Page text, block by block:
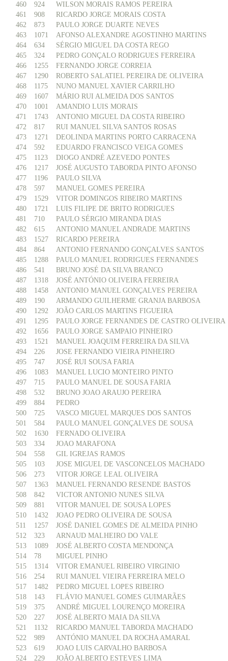
460
924
WILSON MORAIS RAMOS PEREIRA
461
908
RICARDO JORGE MORAIS COSTA
462
873
PAULO JORGE DUARTE NEVES
463
1071
AFONSO ALEXANDRE AGOSTINHO MARTINS
464
634
SÉRGIO MIGUEL DA COSTA REGO
465
324
PEDRO GONÇALO RODRIGUES FERREIRA
466
1255
FERNANDO JORGE CORREIA
467
1290
ROBERTO SALATIEL PEREIRA DE OLIVEIRA
468
1175
NUNO MANUEL XAVIER CARRILHO
469
1607
MÁRIO RUI ALMEIDA DOS SANTOS
470
1001
AMANDIO LUIS MORAIS
471
1743
ANTONIO MIGUEL DA COSTA RIBEIRO
472
817
RUI MANUEL SILVA SANTOS ROSAS
473
1271
DEOLINDA MARTINS PORTO CARRACENA
474
592
EDUARDO FRANCISCO VEIGA GOMES
475
1123
DIOGO ANDRÉ AZEVEDO PONTES
476
1217
JOSÉ AUGUSTO TABORDA PINTO AFONSO
477
1196
PAULO SILVA
478
597
MANUEL GOMES PEREIRA
479
1529
VITOR DOMINGOS RIBEIRO MARTINS
480
1721
LUIS FILIPE DE BRITO RODRIGUES
481
710
PAULO SÉRGIO MIRANDA DIAS
482
615
ANTONIO MANUEL ANDRADE MARTINS
483
1527
RICARDO PEREIRA
484
864
ANTONIO FERNANDO GONÇALVES SANTOS
485
1288
PAULO MANUEL RODRIGUES FERNANDES
486
541
BRUNO JOSÉ DA SILVA BRANCO
487
1318
JOSÉ ANTÓNIO OLIVEIRA FERREIRA
488
1458
ANTONIO MANUEL GONÇALVES PEREIRA
489
190
ARMANDO GUILHERME GRANJA BARBOSA
490
1292
JOÃO CARLOS MARTINS FIGUEIRA
491
1295
PAULO JORGE FERNANDES DE CASTRO OLIVEIRA
492
1656
PAULO JORGE SAMPAIO PINHEIRO
493
1521
MANUEL JOAQUIM FERREIRA DA SILVA
494
226
JOSE FERNANDO VIEIRA PINHEIRO
495
747
JOSÉ RUI SOUSA FARIA
496
1083
MANUEL LUCIO MONTEIRO PINTO
497
715
PAULO MANUEL DE SOUSA FARIA
498
532
BRUNO JOAO ARAUJO PEREIRA
499
884
PEDRO
500
725
VASCO MIGUEL MARQUES DOS SANTOS
501
584
PAULO MANUEL GONÇALVES DE SOUSA
502
1630
FERNADO OLIVEIRA
503
334
JOAO MARAFONA
504
558
GIL IGREJAS RAMOS
505
103
JOSE MIGUEL DE VASCONCELOS MACHADO
506
273
VITOR JORGE LEAL OLIVEIRA
507
1363
MANUEL FERNANDO RESENDE BASTOS
508
842
VICTOR ANTONIO NUNES SILVA
509
881
VITOR MANUEL DE SOUSA LOPES
510
1432
JOAO PEDRO OLIVEIRA DE SOUSA
511
1257
JOSÉ DANIEL GOMES DE ALMEIDA PINHO
512
323
ARNAUD MALHEIRO DO VALE
513
1089
JOSÉ ALBERTO COSTA MENDONÇA
514
78
MIGUEL PINHO
515
1314
VITOR EMANUEL RIBEIRO VIRGINIO
516
254
RUI MANUEL VIEIRA FERREIRA MELO
517
1482
PEDRO MIGUEL LOPES RIBEIRO
518
143
FLÁVIO MANUEL GOMES GUIMARÃES
519
375
ANDRÉ MIGUEL LOURENÇO MOREIRA
520
227
JOSÉ ALBERTO MAIA DA SILVA
521
1132
RICARDO MANUEL TABORDA MACHADO
522
989
ANTÓNIO MANUEL DA ROCHA AMARAL
523
619
JOAO LUIS CARVALHO BARBOSA
524
229 JOÃO ALBERTO ESTEVES LIMA